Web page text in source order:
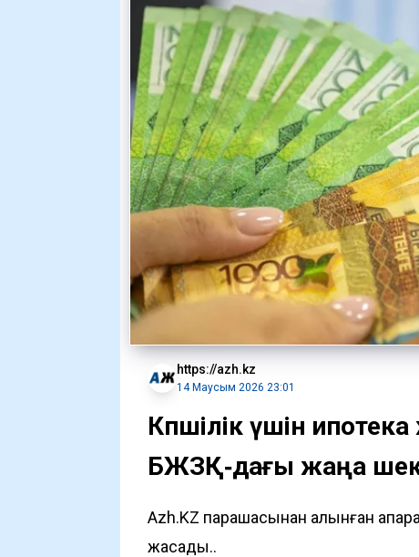
https://azh.kz
14 Маусым 2026 23:01
Көпшілік үшін
БЖЗҚ‑дағы жаңа
Azh.KZ парақшасынан алынған
жасады..